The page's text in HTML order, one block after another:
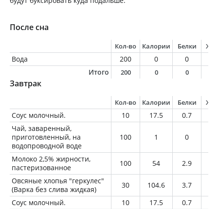
После сна
Кол-во Калории Белки
Вода 200 0 0
Итого
200 0 0
Завтрак
Кол-во Калории Белки
Соус молочный. 10 17.5 0.7
Чай, заваренный,
приготовленный, на
водопроводной воде
100 1 0
Молоко 2,5% жирности,
пастеризованное
100 54 2.9
Овсяные хлопья "геркулес"
(Варка без слива жидкая)
30 104.6 3.7
Соус молочный.
10 17.5 0.7